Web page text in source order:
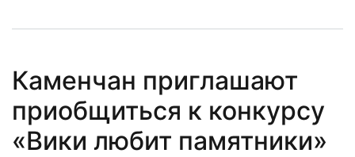
Каменчан приглашают
приобщиться к конкурсу
«Вики любит памятники»